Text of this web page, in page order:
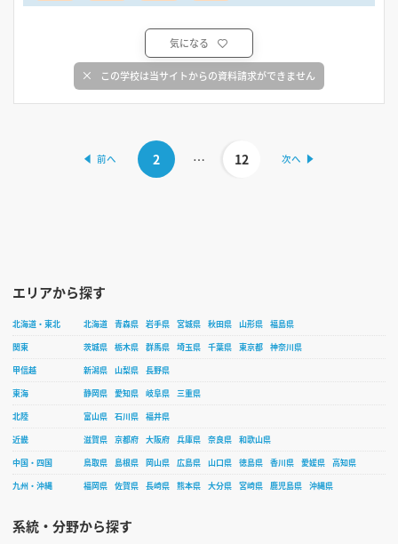
気になる
この学校は当サイトからの資料請求ができません
2 … 12
エリアから探す
北海道・東北 北海道 青森県 岩手県 宮城県 秋田県 山形県
福島県
関東
茨城県 栃木県 群馬県 埼玉県 千葉県 東京都
神奈川県
甲信越
新潟県 山梨県
長野県
東海
静岡県 愛知県 岐阜県
三重県
北陸
富山県 石川県
福井県
近畿
滋賀県 京都府 大阪府 兵庫県 奈良県
和歌山県
中国・四国
鳥取県 島根県 岡山県 広島県 山口県 徳島県 香川県 愛媛県
高知県
九州・沖縄
福岡県 佐賀県 長崎県 熊本県 大分県 宮崎県 鹿児島県 沖縄県
系統・分野から探す